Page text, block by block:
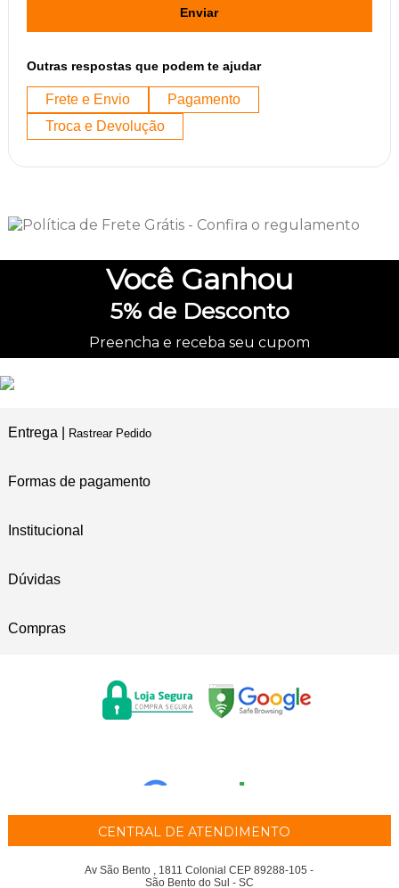
Enviar
Outras respostas que podem te ajudar
Frete e Envio
Pagamento
Troca e Devolução
Você Ganhou
5%de Desconto
Preencha e receba seu cupom
Entrega | Rastrear Pedido
Formas de pagamento
Institucional
Dúvidas
Compras
CENTRAL DE ATENDIMENTO
Av São Bento , 1811 Colonial CEP 89288-105 -
São Bento do Sul - SC